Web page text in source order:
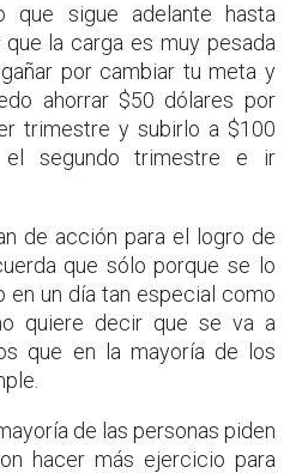
que sigue adelante hasta
que la carga es muy pesada
por cambiar tu meta y
ahorrar $50 dólares por
trimestre y subirlo a $100
segundo trimestre e ir
de acción para el logro de
que sólo porque se lo
en un día tan especial como
quiere decir que se va a
que en la mayoría de los
de las personas piden
hacer más ejercicio para